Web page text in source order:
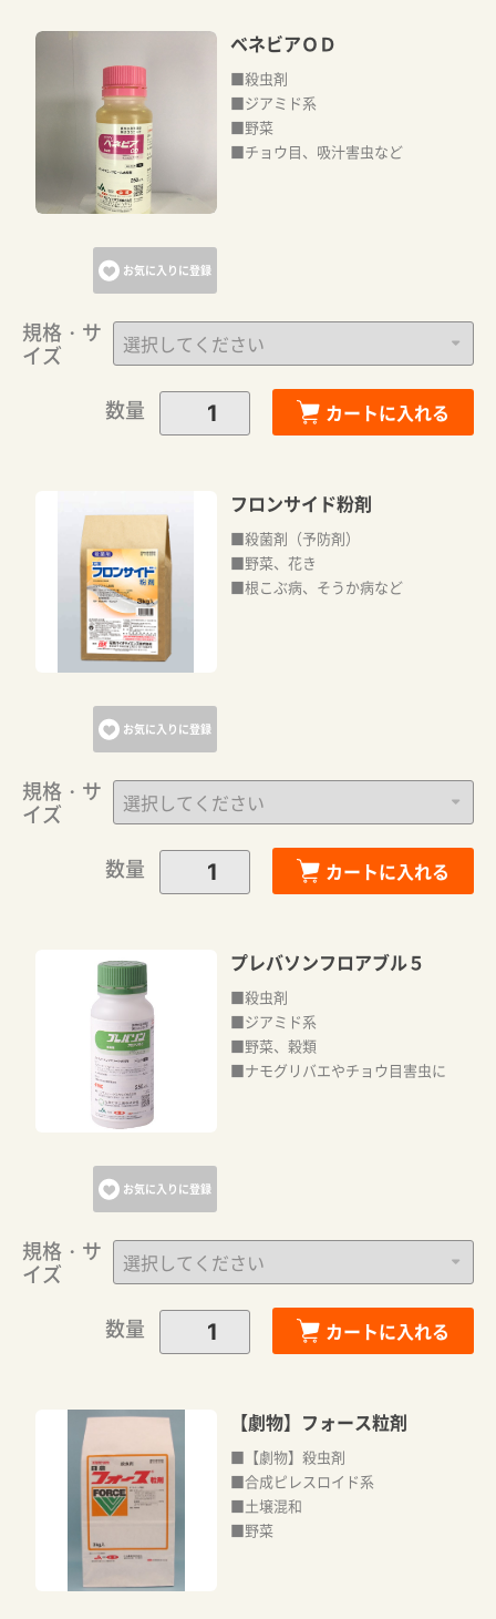
お気に入りに登録
ベネビアＯＤ
■殺虫剤
■ジアミド系
■野菜
■チョウ目、吸汁害虫など
規格・サ
イズ
数量
カートに入れる
お気に入りに登録
フロンサイド粉剤
■殺菌剤（予防剤）
■野菜、花き
■根こぶ病、そうか病など
規格・サ
イズ
数量
カートに入れる
お気に入りに登録
プレバソンフロアブル５
■殺虫剤
■ジアミド系
■野菜、穀類
■ナモグリバエやチョウ目害虫に
規格・サ
イズ
数量
カートに入れる
【劇物】フォース粒剤
■【劇物】殺虫剤
■合成ピレスロイド系
■土壌混和
■野菜